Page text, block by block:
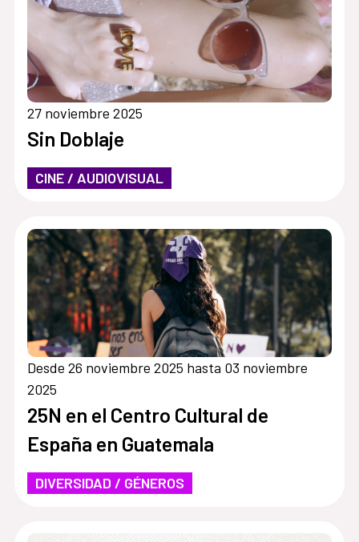
27 noviembre 2025
Sin Doblaje
CINE / AUDIOVISUAL
Desde 26 noviembre 2025 hasta 03 noviembre
2025
25N en el Centro Cultural de
España en Guatemala
DIVERSIDAD / GÉNEROS